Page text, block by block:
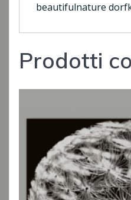
beautifulnature
Prodotti